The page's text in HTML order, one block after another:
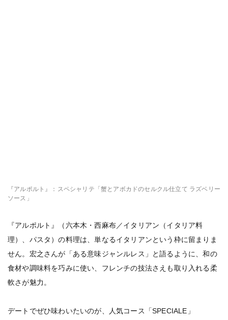
『アルポルト』：スペシャリテ「蟹とアボカドのセルクル仕立て ラズベリー
ソース」
『アルポルト』（六本木・西麻布／イタリアン（イタリア料
理）、パスタ）の料理は、単なるイタリアンという枠に留まりま
せん。宏之さんが「ある意味ジャンルレス」と語るように、和の
食材や調味料を巧みに使い、フレンチの技法さえも取り入れる柔
軟さが魅力。
デートでぜひ味わいたいのが、人気コース「SPECIALE」